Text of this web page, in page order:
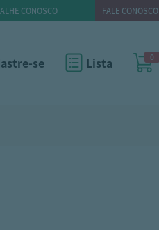
CONOSCO FALE CONOSCO
se Lista 0